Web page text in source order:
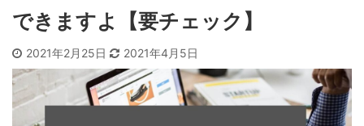
できますよ【要チェック】
2021年2月25日 2021年4月5日